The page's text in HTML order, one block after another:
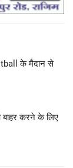
के मैदान से
करने के लिए